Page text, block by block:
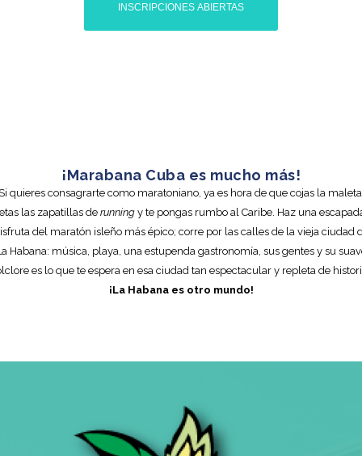
INSCRIPCIONES ABIERTAS
¡Marabana Cuba es mucho más!
quieres consagrarte como maratoniano, ya es hora de que cojas la
las zapatillas de running y te pongas rumbo al Caribe. Haz una
del maratón isleño más épico; corre por las calles de la vieja ciudad
Habana: música, playa, una estupenda gastronomía, sus gentes y su
es lo que te espera en esa ciudad tan espectacular y repleta de
¡La Habana es otro mundo!